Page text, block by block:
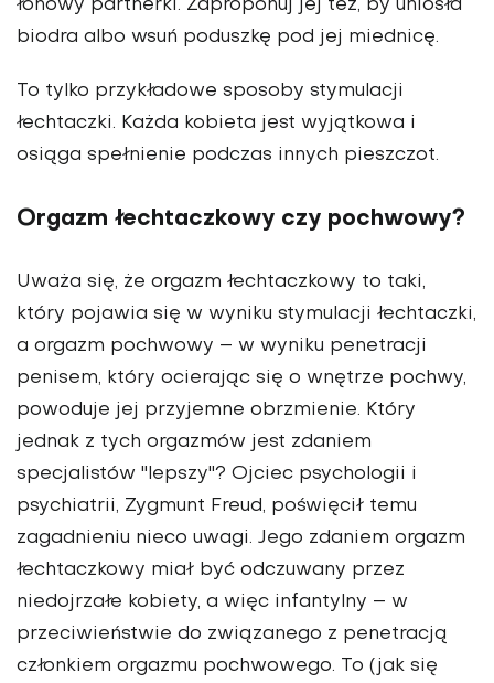
łonowy partnerki. Zaproponuj jej też, by uniosła
biodra albo wsuń poduszkę pod jej miednicę.
To tylko przykładowe sposoby stymulacji
łechtaczki. Każda kobieta jest wyjątkowa i
osiąga spełnienie podczas innych pieszczot.
Orgazm łechtaczkowy czy pochwowy?
Uważa się, że orgazm łechtaczkowy to taki,
który pojawia się w wyniku stymulacji łechtaczki,
a orgazm pochwowy – w wyniku penetracji
penisem, który ocierając się o wnętrze pochwy,
powoduje jej przyjemne obrzmienie. Który
jednak z tych orgazmów jest zdaniem
specjalistów "lepszy"? Ojciec psychologii i
psychiatrii, Zygmunt Freud, poświęcił temu
zagadnieniu nieco uwagi. Jego zdaniem orgazm
łechtaczkowy miał być odczuwany przez
niedojrzałe kobiety, a więc infantylny – w
przeciwieństwie do związanego z penetracją
członkiem orgazmu pochwowego. To (jak się